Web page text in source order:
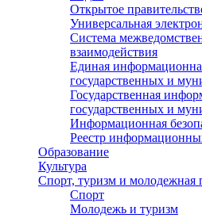
Открытое
Универсальная
Система
взаимодействия
Единая
государственных и
Государственная
государственных и
Информационная
Реестр
Образование
Культура
Спорт, туризм и молодежная
Спорт
Молодежь и туризм